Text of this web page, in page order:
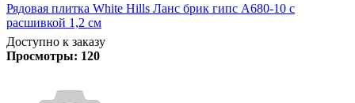
Рядовая плитка White Hills Ланс брик гипс А680-10 с
расшивкой 1,2 см
Доступно к заказу
Просмотры: 120